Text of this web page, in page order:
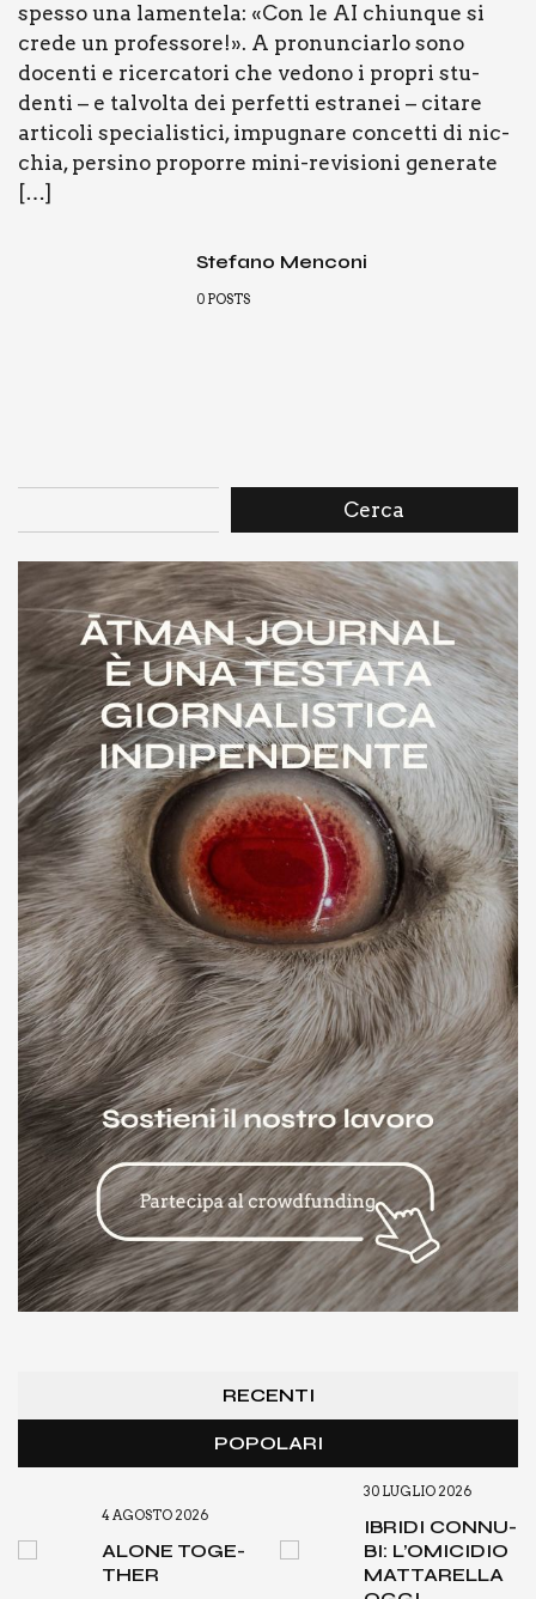
spes­so una lamen­te­la: «Con le AI chiun­que si
cre­de un pro­fes­so­re!». A pro­nun­ciar­lo sono
docen­ti e ricer­ca­to­ri che vedo­no i pro­pri stu­
den­ti – e tal­vol­ta dei per­fet­ti estra­nei – cita­re
arti­co­li spe­cia­li­sti­ci, impu­gna­re con­cet­ti di nic­
chia, per­si­no pro­por­re mini-revi­­sio­­ni gene­ra­te
[…]
Stefano Menconi
0 POSTS
Cerca
RECENTI
POPOLARI
4 AGOSTO 2026
ALO­NE TOGE­
THER
30 LUGLIO 2026
IBRI­DI CON­NU­
BI: L’O­MI­CI­DIO
MAT­TA­REL­LA